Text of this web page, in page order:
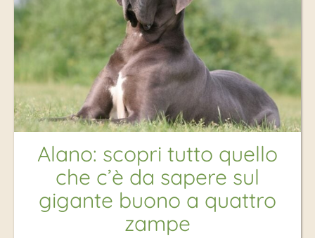
Alano: scopri tutto quello
che c’è da sapere sul
gigante buono a quattro
zampe